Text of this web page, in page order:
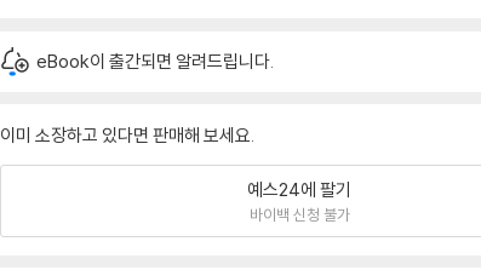
eBook이 출간되면 알려드립니다.
이미 소장하고 있다면 판매해 보세요.
예스24에 팔기
바이백 신청 불가